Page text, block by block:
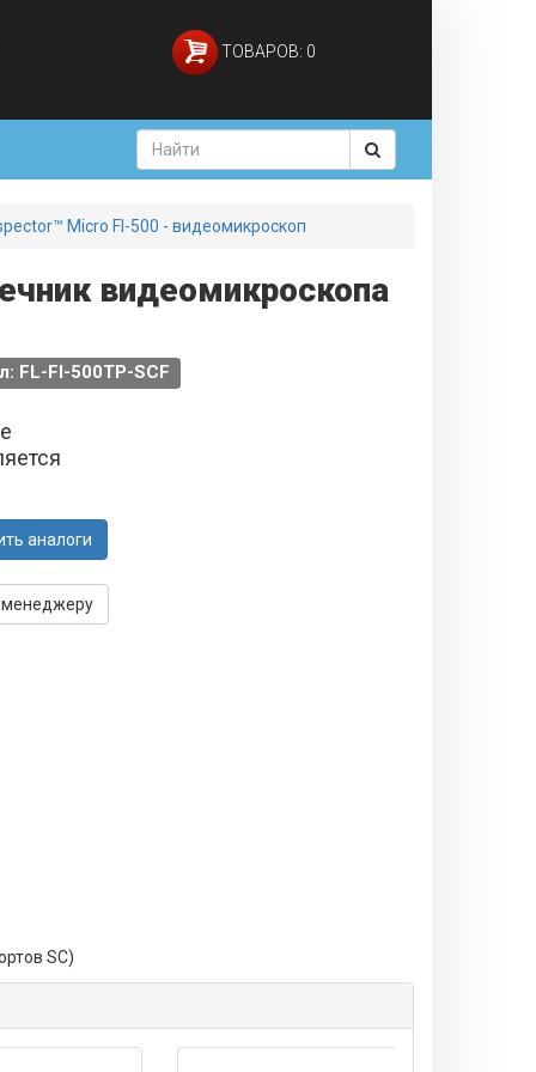
ТОВАРОВ: 0
Micro FI-500 - видеомикроскоп
видеомикроскопа
FL-FI-500TP-SCF
аналоги
менеджеру
SC)